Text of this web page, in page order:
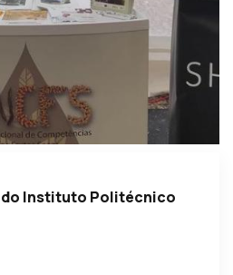
do Instituto Politécnico